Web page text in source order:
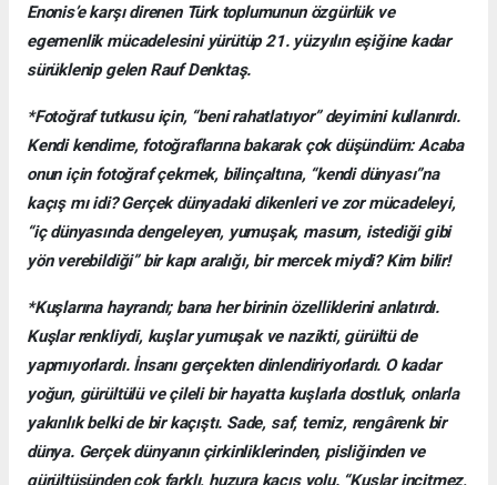
Enonis’e karşı direnen Türk toplumunun özgürlük ve
egemenlik mücadelesini yürütüp 21. yüzyılın eşiğine kadar
sürüklenip gelen Rauf Denktaş.
*Fotoğraf tutkusu için, “beni rahatlatıyor” deyimini kullanırdı.
Kendi kendime, fotoğraflarına bakarak çok düşündüm: Acaba
onun için fotoğraf çekmek, bilinçaltına, “kendi dünyası”na
kaçış mı idi? Gerçek dünyadaki dikenleri ve zor mücadeleyi,
“iç dünyasında dengeleyen, yumuşak, masum, istediği gibi
yön verebildiği” bir kapı aralığı, bir mercek miydi? Kim bilir!
*Kuşlarına hayrandı; bana her birinin özelliklerini anlatırdı.
Kuşlar renkliydi, kuşlar yumuşak ve nazikti, gürültü de
yapmıyorlardı. İnsanı gerçekten dinlendiriyorlardı. O kadar
yoğun, gürültülü ve çileli bir hayatta kuşlarla dostluk, onlarla
yakınlık belki de bir kaçıştı. Sade, saf, temiz, rengârenk bir
dünya. Gerçek dünyanın çirkinliklerinden, pisliğinden ve
gürültüsünden çok farklı, huzura kaçış yolu. “Kuşlar incitmez,